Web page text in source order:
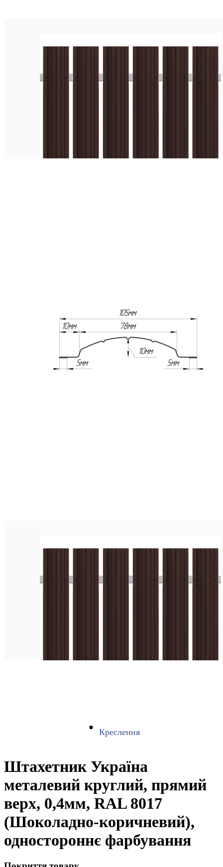
Креслення
Штахетник Україна
металевий круглий, прямий
верх, 0,4мм, RAL 8017
(Шоколадно-коричневий),
одностороннє фарбування